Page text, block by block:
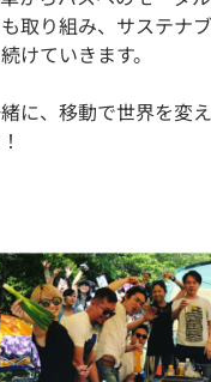
取り組み、サステナ
けていきます。
に、移動で世界を変